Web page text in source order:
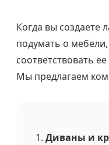
Когда вы создаете
подумать о
соответствовать
Мы предлагаем
Диваны и